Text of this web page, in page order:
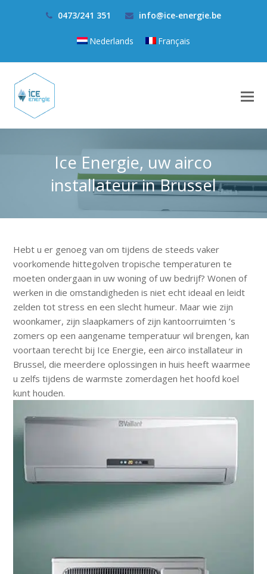
0473/241 351 info@ice-energie.be
Nederlands Français
Ice Energie, uw airco
installateur in Brussel
Hebt u er genoeg van om tijdens de steeds vaker
voorkomende hittegolven tropische temperaturen te
moeten ondergaan in uw woning of uw bedrijf? Wonen of
werken in die omstandigheden is niet echt ideaal en leidt
zelden tot stress en een slecht humeur. Maar wie zijn
woonkamer, zijn slaapkamers of zijn kantoorruimten ’s
zomers op een aangename temperatuur wil brengen, kan
voortaan terecht bij Ice Energie, een airco installateur in
Brussel, die meerdere oplossingen in huis heeft waarmee
u zelfs tijdens de warmste zomerdagen het hoofd koel
kunt houden.